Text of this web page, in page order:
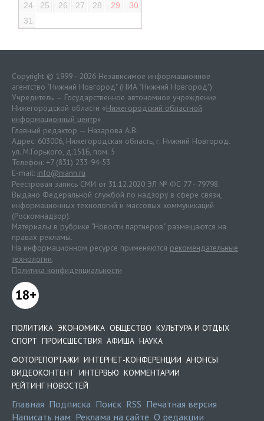
24
25 26 27 28 29
30
31
Copyright © 1999—2026 Независимое информационное
агентство "Нижний Новгород" (НИА "Нижний Новгород")
Учредитель — Государственное автономное учреждение
Нижегородской области «Нижегородский областной
информационный центр»
Главный редактор — Назарова А.В.
Адрес: 603006, Нижегородская область, г. Нижний Новгород.
ул. М.Горького, д.151Б, пом. 5
Телефон: +7 (831) 233-94-53
E-mail: info@niann.ru
Реестровая запись СМИ от 31.12.2020 ЭЛ № ФС 77 - 79798.
Выдано Федеральной службой по надзору в сфере связи,
информационных технологий и массовых коммуникаций
(Роскомнадзор).
Материалы в рубрике "Новости партнеров" размещаются на
правах рекламы.
На информационном ресурсе применяются рекомендательные
технологии.
Политика конфиденциальности
18+
ПОЛИТИКА ЭКОНОМИКА ОБЩЕСТВО КУЛЬТУРА И ОТДЫХ
СПОРТ ПРОИСШЕСТВИЯ АФИША НАУКА
ФОТОРЕПОРТАЖИ ИНТЕРНЕТ-КОНФЕРЕНЦИИ АНОНСЫ
ВИДЕОКОНТЕНТ ИНТЕРВЬЮ КОММЕНТАРИИ
РЕЙТИНГ НОВОСТЕЙ
Главная Подписка Поиск RSS Печатная версия
Написать нам Реклама на сайте О редакции